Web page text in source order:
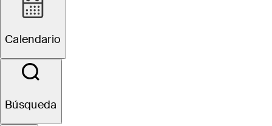
Calendario
Búsqueda
Vistazo general